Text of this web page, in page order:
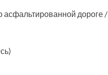
асфальтированной дороге /